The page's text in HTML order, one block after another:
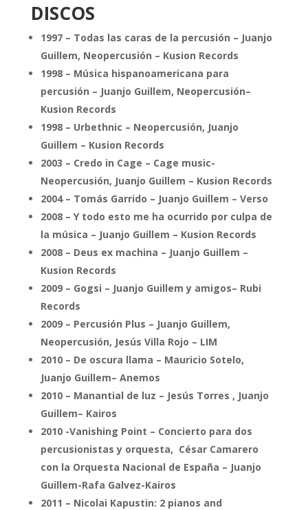
DISCOS
1997 – Todas las caras de la percusión – Juanjo
Guillem, Neopercusión – Kusion Records
1998 – Música hispanoamericana para
percusión – Juanjo Guillem, Neopercusión–
Kusion Records
1998 – Urbethnic – Neopercusión, Juanjo
Guillem – Kusion Records
2003 – Credo in Cage – Cage music-
Neopercusión, Juanjo Guillem – Kusion Records
2004 – Tomás Garrido – Juanjo Guillem – Verso
2008 – Y todo esto me ha ocurrido por culpa de
la música – Juanjo Guillem – Kusion Records
2008 – Deus ex machina – Juanjo Guillem –
Kusion Records
2009 – Gogsi – Juanjo Guillem y amigos– Rubi
Records
2009 – Percusión Plus – Juanjo Guillem,
Neopercusión, Jesús Villa Rojo – LIM
2010 – De oscura llama – Mauricio Sotelo,
Juanjo Guillem– Anemos
2010 – Manantial de luz – Jesús Torres , Juanjo
Guillem– Kairos
2010 -Vanishing Point – Concierto para dos
percusionistas y orquesta, César Camarero
con la Orquesta Nacional de España – Juanjo
Guillem-Rafa Galvez-Kairos
2011 – Nicolai Kapustin: 2 pianos and